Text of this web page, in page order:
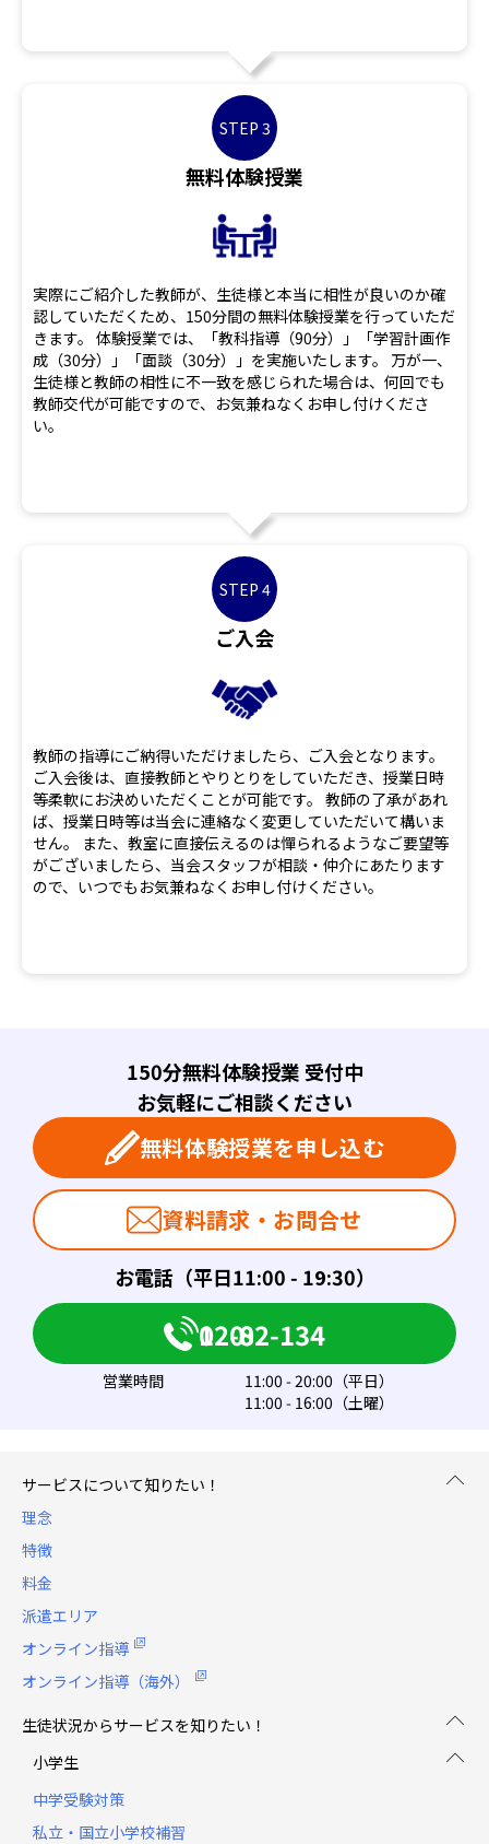
STEP 3
無料体験授業
実際にご紹介した教師が、生徒様と本当に相性が良いのか確
認していただくため、150分間の無料体験授業を行っていただ
きます。 体験授業では、「教科指導（90分）」「学習計画作
成（30分）」「面談（30分）」を実施いたします。 万が一、
生徒様と教師の相性に不一致を感じられた場合は、何回でも
教師交代が可能ですので、お気兼ねなくお申し付けくださ
い。
STEP 4
ご入会
教師の指導にご納得いただけましたら、ご入会となります。
ご入会後は、直接教師とやりとりをしていただき、授業日時
等柔軟にお決めいただくことが可能です。 教師の了承があれ
ば、授業日時等は当会に連絡なく変更していただいて構いま
せん。 また、教室に直接伝えるのは憚られるようなご要望等
がございましたら、当会スタッフが相談・仲介にあたります
ので、いつでもお気兼ねなくお申し付けください。
お電話（平日11:00 - 19:30）
150分無料体験授業 受付中
お気軽にご相談ください
0120-082-134
無料体験授業を申し込む
営業時間
11:00 - 20:00（平日）
11:00 - 16:00（土曜）
資料請求・お問合せ
サービスについて知りたい！
理念
特徴
料金
派遣エリア
オンライン指導
オンライン指導（海外）
生徒状況からサービスを知りたい！
小学生
中学受験対策
私立・国立小学校補習